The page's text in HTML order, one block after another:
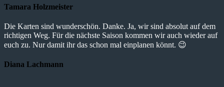
Tamara Holzmeister
Die Karten sind wunderschön. Danke. Ja, wir sind absolut auf dem
richtigen Weg. Für die nächste Saison kommen wir auch wieder auf
euch zu. Nur damit ihr das schon mal einplanen könnt. 😉
Diana Lachmann